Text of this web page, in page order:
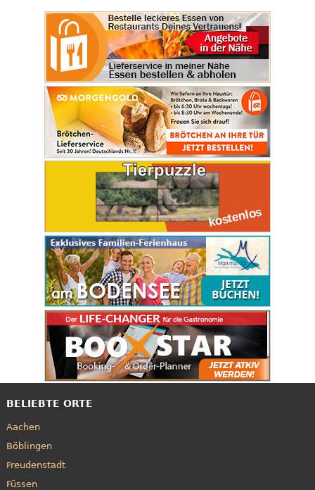
BELIEBTE ORTE
Aachen
Böblingen
Freudenstadt
Füssen